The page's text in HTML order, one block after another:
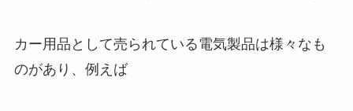
カー用品として売られている電気製品は様々なも
のがあり、例えば